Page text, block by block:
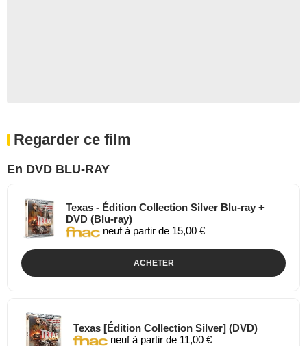
Regarder ce film
En DVD BLU-RAY
Texas - Édition Collection Silver Blu-ray +
DVD (Blu-ray)
neuf à partir de 15,00 €
ACHETER
Texas [Édition Collection Silver] (DVD)
neuf à partir de 11,00 €